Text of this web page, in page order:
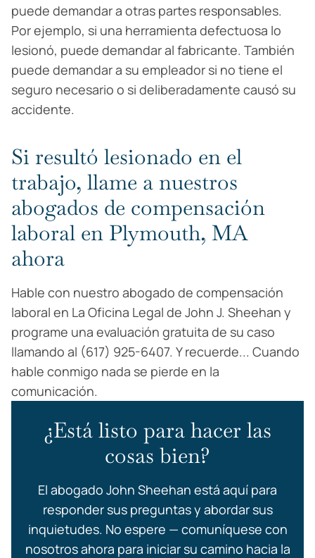
puede demandar a otras partes responsables.
Por ejemplo, si una herramienta defectuosa lo
lesionó, puede demandar al fabricante. También
puede demandar a su empleador si no tiene el
seguro necesario o si deliberadamente causó su
accidente.
Si resultó lesionado en el
trabajo, llame a nuestros
abogados de compensación
laboral en Plymouth, MA
ahora
Hable con nuestro abogado de compensación
laboral en La Oficina Legal de John J. Sheehan y
programe una evaluación gratuita de su caso
llamando al (617) 925-6407. Y recuerde... Cuando
hable conmigo nada se pierde en la
comunicación.
¿Está listo para hacer las
cosas bien?
El abogado John Sheehan está aquí para
responder sus preguntas y abordar sus
inquietudes. No espere — comuníquese con
nosotros ahora para iniciar su camino hacia la